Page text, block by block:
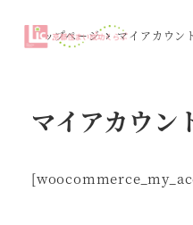
トップページ マイアカウント
マイアカウン